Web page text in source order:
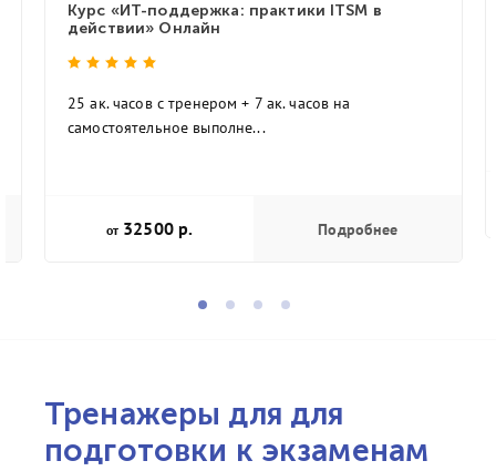
Курс «ИТ-поддержка: практики ITSM в
действии» Онлайн
25 ак. часов с тренером + 7 ак. часов на
самостоятельное выполне...
от 32500 р. Подробнее
Тренажеры для для
подготовки к экзаменам